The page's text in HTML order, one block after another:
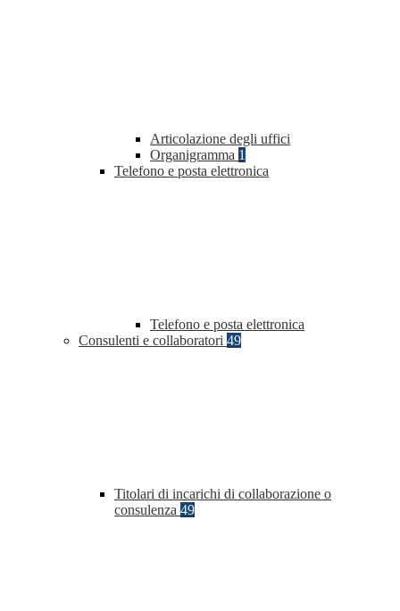
Articolazione degli uffici
Organigramma 1
Telefono e posta elettronica
Telefono e posta elettronica
Consulenti e collaboratori 49
Titolari di incarichi di collaborazione o
consulenza 49